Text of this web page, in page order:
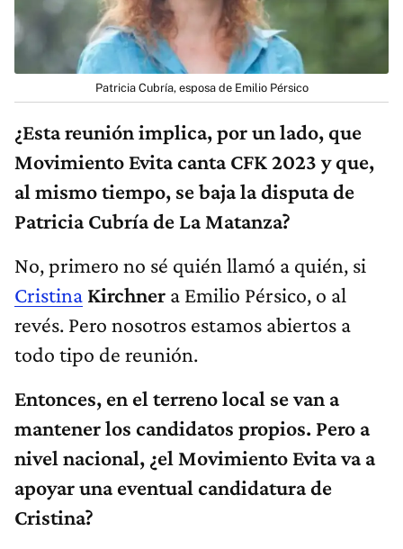
Patricia Cubría, esposa de Emilio Pérsico
¿Esta reunión implica, por un lado, que
Movimiento Evita canta CFK 2023 y que,
al mismo tiempo, se baja la disputa de
Patricia Cubría de La Matanza?
No, primero no sé quién llamó a quién, si
Cristina Kirchner a Emilio Pérsico, o al
revés. Pero nosotros estamos abiertos a
todo tipo de reunión.
Entonces, en el terreno local se van a
mantener los candidatos propios. Pero a
nivel nacional, ¿el Movimiento Evita va a
apoyar una eventual candidatura de
Cristina?